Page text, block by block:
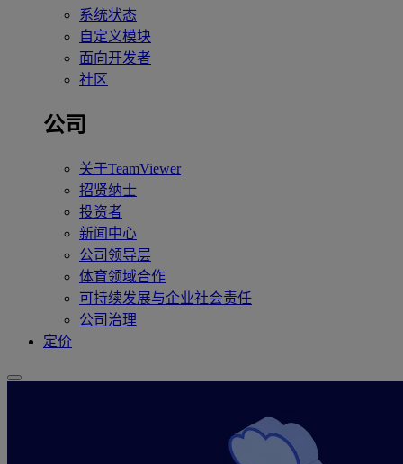
系统状态
自定义模块
面向开发者
社区
公司
关于TeamViewer
招贤纳士
投资者
新闻中心
公司领导层
体育领域合作
可持续发展与企业社会责任
公司治理
定价